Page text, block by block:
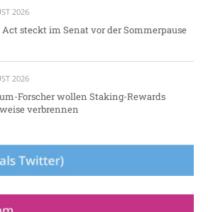
2026
steckt im Senat vor der Sommerpause
2026
Forscher wollen Staking-Rewards
verbrennen